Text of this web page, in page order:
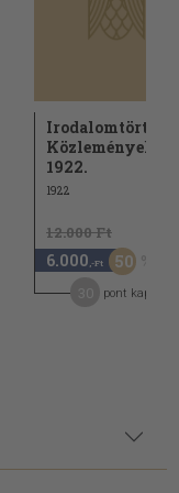
Közlemények
1922.
1922
12.000 Ft
6.000 ,-Ft 50
pont kapható